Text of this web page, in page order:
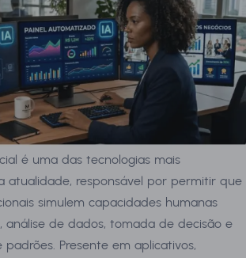
é uma das tecnologias mais
atualidade, responsável por permitir que
simulem capacidades humanas
análise de dados, tomada de decisão e
Presente em aplicativos,